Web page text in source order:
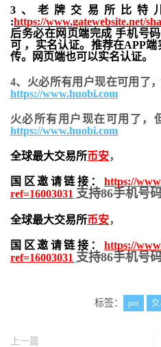
3、老牌交易所比特
:https://www.gatewebsite.net/
后务必在网页端完成 手机号
可 ，实名认证。推荐在APP
传。网页端也可以实名认证。
4、火必所有用户现在可用了
https://www.huobi.com
火必所有用户现在可用了，
https://www.huobi.com
全球最大交易所币安，
国区邀请链接： https://
ref=16003031 支持86手机号
全球最大交易所币安，
国区邀请链接： https://
ref=16003031 支持86手机号
标签： por
上一篇